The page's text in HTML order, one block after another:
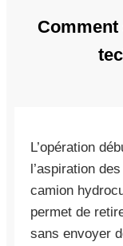
L’opération
l’aspiration
camion
permet de
sans envoyer